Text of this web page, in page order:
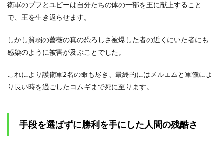
衛軍のプフとユピーは自分たちの体の一部を王に献上すること
で、王を生き返らせます。
しかし貧弱の薔薇の真の恐ろしさ被爆した者の近くにいた者にも
感染のように被害が及ぶことでした。
これにより護衛軍2名の命も尽き、最終的にはメルエムと軍儀によ
り長い時を過ごしたコムギまで死に至ります。
手段を選ばずに勝利を手にした人間の残酷さ